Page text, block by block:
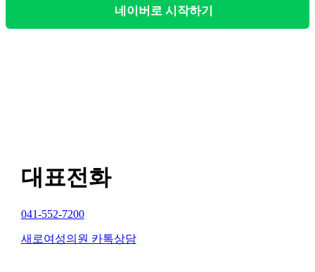
네이버로 시작하기
대표전화
041-552-7200
새로여성의원 카톡상담